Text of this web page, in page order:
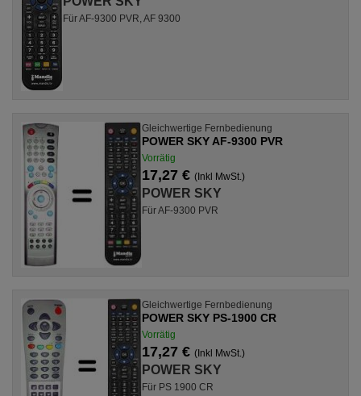
Für AF-9300 PVR, AF 9300
Gleichwertige Fernbedienung
POWER SKY AF-9300 PVR
Vorrätig
17,27 € (Inkl MwSt.)
POWER SKY
Für AF-9300 PVR
Gleichwertige Fernbedienung
POWER SKY PS-1900 CR
Vorrätig
17,27 € (Inkl MwSt.)
POWER SKY
Für PS 1900 CR